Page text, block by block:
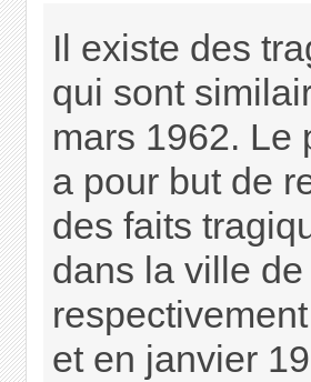
Il existe des
qui sont
mars 1962. Le
a pour but de
des faits
dans la ville
et en janvier